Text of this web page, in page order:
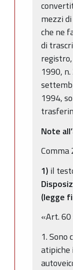
mezzi
che ne
di
1990,
1994,
Note
Comma
1) il
(legge
«Art.
1.
atipiche